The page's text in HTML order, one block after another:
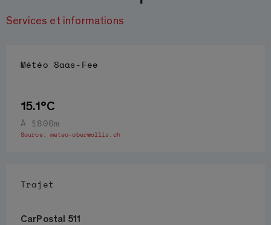
Services et informations
Météo Saas-Fee
15.1°C
À 1800m
Source: meteo-oberwallis.ch
Trajet
CarPostal 511